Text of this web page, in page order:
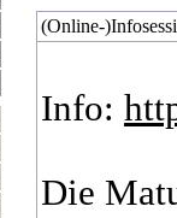
(Online-
Info:
Die